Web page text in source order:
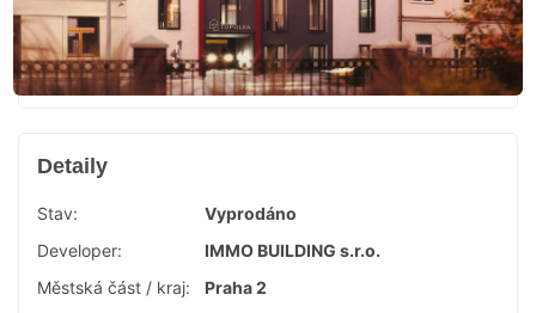
Detaily
Stav:
Vyprodáno
Developer:
IMMO BUILDING s.r.o.
Městská část / kraj:
Praha 2